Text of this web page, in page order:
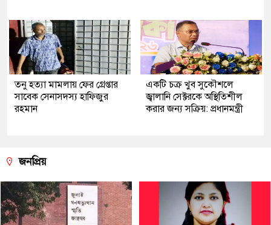
তনু হত্যা মামলায় ফের গ্রেপ্তার
সাবেক সেনাসদস্য হাফিজুর
রহমান
একটি চক্র খুব সুকৌশলে
জ্বালানি সেক্টরকে অস্থিতিশীল
করার জন্য সক্রিয়: প্রধানমন্ত্রী
জনপ্রিয়